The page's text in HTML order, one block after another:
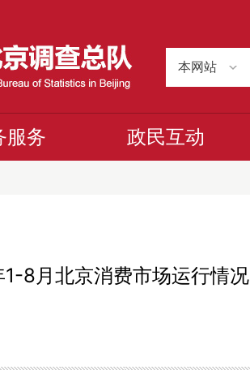
服务 政民互动
8月北京消费市场运行情况